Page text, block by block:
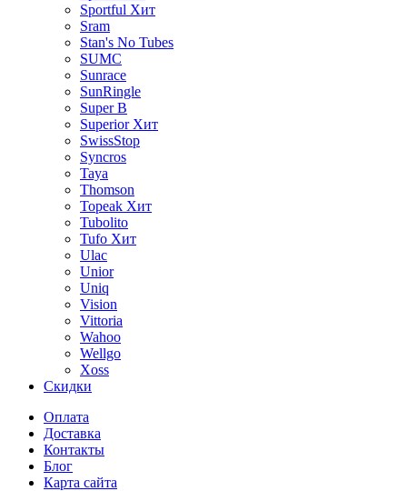
Sportful Хит
Sram
Stan's No Tubes
SUMC
Sunrace
SunRingle
Super B
Superior Хит
SwissStop
Syncros
Taya
Thomson
Topeak Хит
Tubolito
Tufo Хит
Ulac
Unior
Uniq
Vision
Vittoria
Wahoo
Wellgo
Xoss
Скидки
Оплата
Доставка
Контакты
Блог
Карта сайта